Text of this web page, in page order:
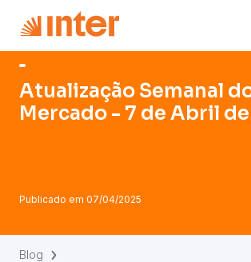
Atualização Semanal
Mercado - 7 de Abril
Publicado em 07/04/2025
Blog
Navigated to Atualização Semanal do